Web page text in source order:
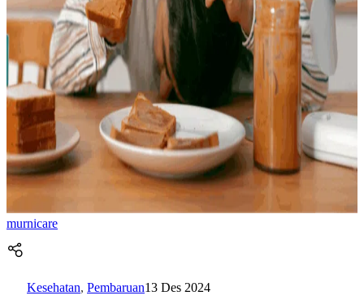
murnicare
Kesehatan, Pembaruan13 Des 2024